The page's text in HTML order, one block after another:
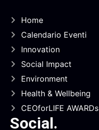
Home
Calendario Eventi
Innovation
Social Impact
Environment
Health & Wellbeing
CEOforLIFE AWARDs
Social.